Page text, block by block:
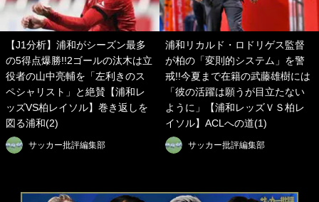
【J1分析】浦和がシーズン最多
の5得点爆勝!!2ゴールの汰木は立
役者の山中亮輔を「左利きのス
ペシャリスト」と絶賛【浦和レ
ッズVS柏レイソル】巻き返しを
図る浦和(2)
サッカー批評編集部
浦和リカルド・ロドリゲス監督
が柏の「変則的システム」を警
戒!!今夏まで在籍の武藤雄樹には
「彼の活躍は願うが目立たない
ように」【浦和レッズＶＳ柏レ
イソル】ACLへの道(1)
サッカー批評編集部